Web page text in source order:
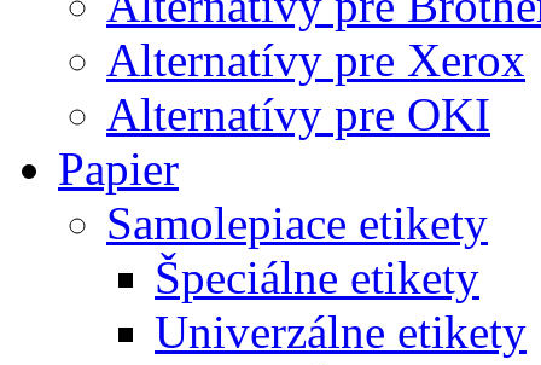
Alternatívy pre Xerox
Alternatívy pre OKI
Papier
Samolepiace etikety
Špeciálne etikety
Univerzálne etikety